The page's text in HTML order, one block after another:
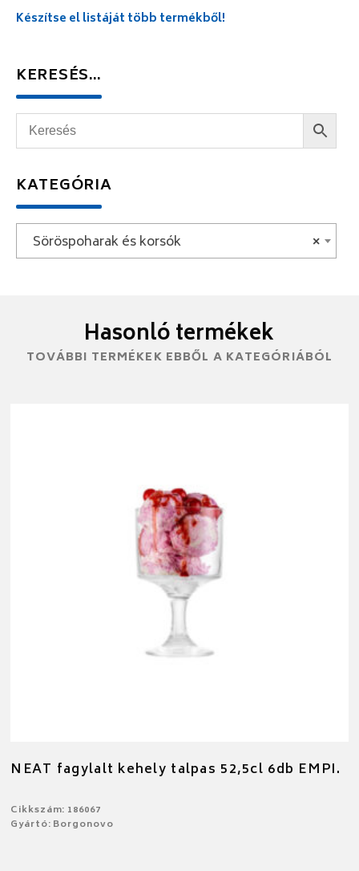
Készítse el listáját több termékből!
KERESÉS…
KATEGÓRIA
×
Söröspoharak és korsók
Hasonló termékek
TOVÁBBI TERMÉKEK EBBŐL A KATEGÓRIÁBÓL
NEAT fagylalt kehely talpas 52,5cl 6db EMPI.
Cikkszám: 186067
Gyártó: Borgonovo